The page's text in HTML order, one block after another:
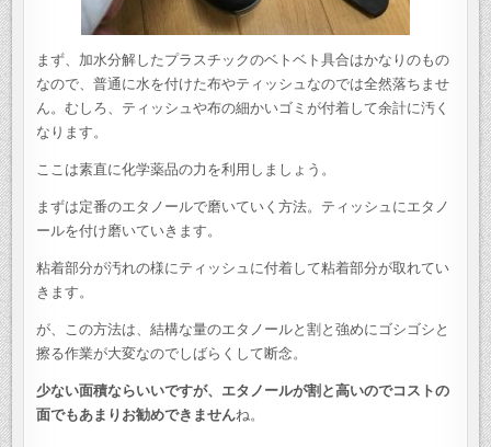
まず、加水分解したプラスチックのベトベト具合はかなりのもの
なので、普通に水を付けた布やティッシュなのでは全然落ちませ
ん。むしろ、ティッシュや布の細かいゴミが付着して余計に汚く
なります。
ここは素直に化学薬品の力を利用しましょう。
まずは定番のエタノールで磨いていく方法。ティッシュにエタノ
ールを付け磨いていきます。
粘着部分が汚れの様にティッシュに付着して粘着部分が取れてい
きます。
が、この方法は、結構な量のエタノールと割と強めにゴシゴシと
擦る作業が大変なのでしばらくして断念。
少ない面積ならいいですが、エタノールが割と高いのでコストの
面でもあまりお勧めできませんね。